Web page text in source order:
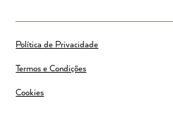
Política de Privacidade
Termos e Condições
Cookies